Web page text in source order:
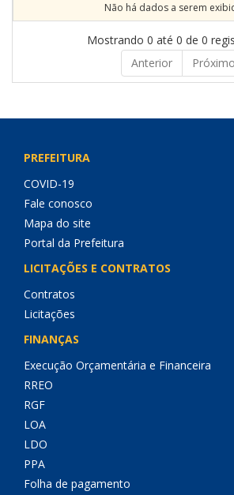
Não há dados a serem
Mostrando 0 até 0 de 0
Anterior
Próximo
PREFEITURA
COVID-19
Fale conosco
Mapa do site
Portal da Prefeitura
LICITAÇÕES E CONTRATOS
Contratos
Licitações
FINANÇAS
Execução Orçamentária e Financeira
RREO
RGF
LOA
LDO
PPA
Folha de pagamento